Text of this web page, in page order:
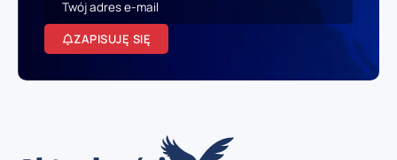
ZAPISUJĘ SIĘ